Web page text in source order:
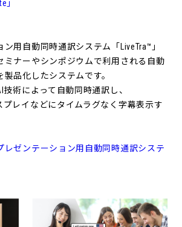
」
用自動同時通訳システム「LiveTra™」
ミナーやシンポジウムで利用される自動
品化したシステムです。
術によって自動同時通訳し、
プレイなどにタイムラグなく字幕表示す
ゼンテーション用自動同時通訳システ